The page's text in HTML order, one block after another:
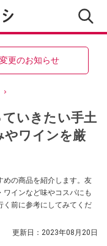
更のお知らせ
ていきたい手土
やワインを厳
めの商品を紹介します。友
ワインなど味やコスパにも
く前に参考にしてみてくだ
更新日： 2023年08月20日